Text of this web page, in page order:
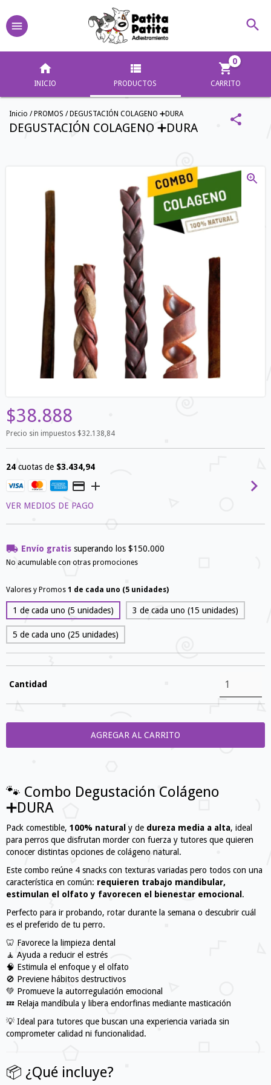
INICIO PRODUCTOS CARRITO
0
Inicio / PROMOS / DEGUSTACIÓN COLAGENO ➕DURA
DEGUSTACIÓN COLAGENO ➕DURA
$38.888
Precio sin impuestos $32.138,84
24 cuotas de $3.434,94
VER MEDIOS DE PAGO
Envío gratis superando los $150.000
No acumulable con otras promociones
Valores y Promos 1 de cada uno (5 unidades)
1 de cada uno (5 unidades) 3 de cada uno (15 unidades)
5 de cada uno (25 unidades)
Cantidad
🐾 Combo Degustación Colágeno
➕DURA
Pack comestible, 100% natural y de dureza media a alta, ideal
para perros que disfrutan morder con fuerza y tutores que quieren
conocer distintas opciones de colágeno natural.
Este combo reúne 4 snacks con texturas variadas pero todos con una
característica en común: requieren trabajo mandibular,
estimulan el olfato y favorecen el bienestar emocional .
Perfecto para ir probando, rotar durante la semana o descubrir cuál
es el preferido de tu perro.
🦷 Favorece la limpieza dental
🧘 Ayuda a reducir el estrés
🧠 Estimula el enfoque y el olfato
🚫 Previene hábitos destructivos
💚 Promueve la autorregulación emocional
💤 Relaja mandíbula y libera endorfinas mediante masticación
💡 Ideal para tutores que buscan una experiencia variada sin
comprometer calidad ni funcionalidad.
📦 ¿Qué incluye?